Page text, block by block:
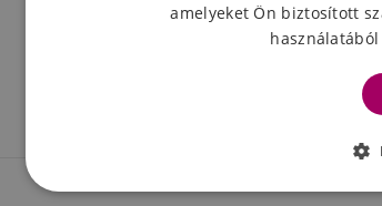
amelyeket Ön biztosított